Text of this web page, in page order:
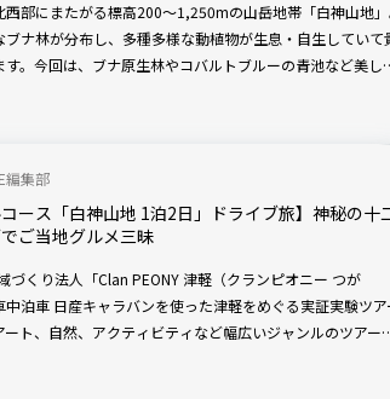
部にまたがる標高200～1,250mの山岳地帯「白神山地」
ナ林が分布し、多種多様な動植物が生息・自生していて
。今回は、ブナ原生林やコバルトブルーの青池など美し
介します。
編集部
コース「白神山地 1泊2日」ドライブ旅】神秘の十
ご当地グルメ三昧
づくり法人「Clan PEONY 津軽（クランピオニー つが
泊車 日産キャラバンを使った津軽をめぐる実証実験ツア
ト、自然、アクティビティなど幅広いジャンルのツアー
気モデルコース「白神山地 1泊2日」としてご紹介しま